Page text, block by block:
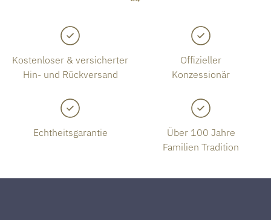
Kostenloser & versicherter
Hin- und Rückversand
Offizieller
Konzessionär
Echtheitsgarantie
Über 100 Jahre
Familien Tradition